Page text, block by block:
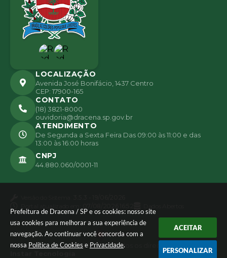
Prefeitura de Dracena / SP e os cookies: nosso site
usa cookies para melhorar a sua experiência de
navegação. Ao continuar você concorda com a
nossa Política de Cookies e Privacidade.
ACEITAR
PERSONALIZAR
LOCALIZAÇÃO
Avenida José Bonifácio, 1437 Centro
CEP: 17900-165
CONTATO
(18) 3821-8000
ouvidoria@dracena.sp.gov.br
ATENDIMENTO
De Segunda a Sexta Feira Das 09:00 às 11:00 e das
13:00 às 16:00 horas
CNPJ
44.880.060/0001-11
© Copyright Instar - 2006-2026. Todos os direitos reservados -